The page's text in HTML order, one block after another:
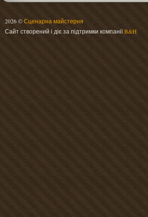
2026 ©Сценарна майстерня
Сайт створений і діє за підтримки компаніїB&H